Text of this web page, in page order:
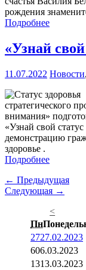
рождения
Подробнее
«Узнай свой
11.07.2022 Новости,
стратегического
внимания»
«Узнай свой
демонстрацию
здоровье .
Подробнее
← Предыдущая
Следующая →
<
Пн
2727.02.2023
606.03.2023
1313.03.2023